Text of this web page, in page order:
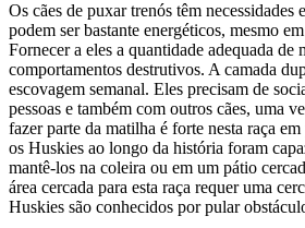
Os cães de puxar trenós têm necessidades
podem ser bastante energéticos, mesmo
Fornecer a eles a quantidade adequada
comportamentos destrutivos. A camada
escovagem semanal. Eles precisam de
pessoas e também com outros cães, uma
fazer parte da matilha é forte nesta raça
os Huskies ao longo da história foram
mantê-los na coleira ou em um pátio
área cercada para esta raça requer uma
Huskies são conhecidos por pular